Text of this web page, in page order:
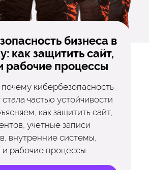
бизнеса в
как защитить сайт,
рабочие процессы
кибербезопасность
частью устойчивости
как защитить сайт,
учетные записи
внутренние системы,
и рабочие процессы.